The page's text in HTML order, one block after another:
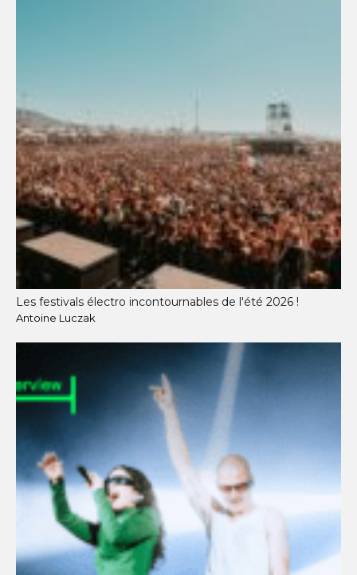
Les festivals électro incontournables de l'été 2026 !
Antoine Luczak